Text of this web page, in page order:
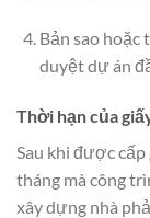
Bản sao hoặc
duyệt dự án
Thời hạn của
Sau khi được
tháng mà công
xây dựng nhà